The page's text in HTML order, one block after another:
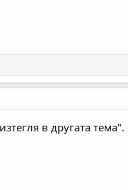
в другата тема".